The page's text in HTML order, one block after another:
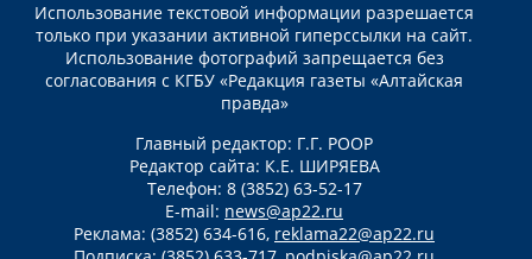
Использование текстовой информации разрешается
только при указании активной гиперссылки на сайт.
Использование фотографий запрещается без
согласования с КГБУ «Редакция газеты «Алтайская
правда»
Главный редактор: Г.Г. РООР
Редактор сайта: К.Е. ШИРЯЕВА
Телефон: 8 (3852) 63-52-17
E-mail: news@ap22.ru
Реклама: (3852) 634-616, reklama22@ap22.ru